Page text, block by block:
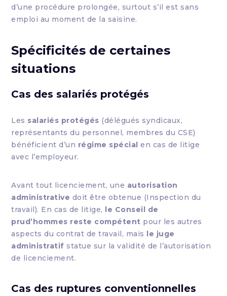
d’une procédure prolongée, surtout s’il est sans
emploi au moment de la saisine.
Spécificités de certaines
situations
Cas des salariés protégés
Les salariés protégés (délégués syndicaux,
représentants du personnel, membres du CSE)
bénéficient d’un régime spécial en cas de litige
avec l’employeur.
Avant tout licenciement, une autorisation
administrative doit être obtenue (Inspection du
travail). En cas de litige, le Conseil de
prud’hommes reste compétent pour les autres
aspects du contrat de travail, mais le juge
administratif statue sur la validité de l’autorisation
de licenciement.
Cas des ruptures conventionnelles